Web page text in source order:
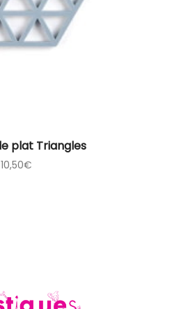
plat Triangles
10,50€